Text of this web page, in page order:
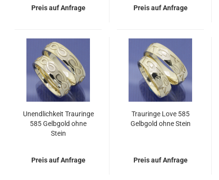
Preis auf Anfrage Preis auf Anfrage
Unendlichkeit Trauringe
585 Gelbgold ohne
Stein
Preis auf Anfrage
Trauringe Love 585
Gelbgold ohne Stein
Preis auf Anfrage